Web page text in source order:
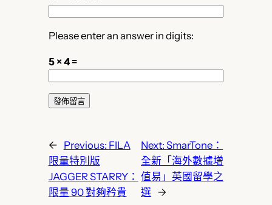
Please enter an answer in digits:
5 × 4 =
← Previous: FILA
限量特別版
JAGGER STARRY：
限量 90 對夠矜貴
Next:SmarTone：
全新「海外數據增
值易」英國留學之
選
→